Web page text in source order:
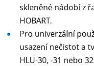
skleněné nádobí z
HOBART.
Pro univerzální
usazení nečistot a
HLU-30, -31 nebo